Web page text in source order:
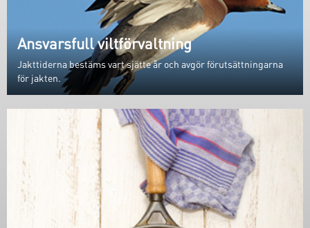
Ansvarsfull viltförvaltning
Jakttiderna bestäms vart sjätte år och avgör förutsättningarna
för jakten.